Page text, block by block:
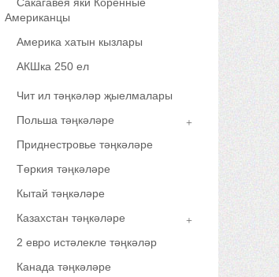
Американцы
Америка хатын кызлары
АКШка 250 ел
Чит ил тәңкәләр җыелмалары
Польша тәңкәләре
Приднестровье тәңкәләре
Төркия тәңкәләре
Кытай тәңкәләре
Казахстан тәңкәләре
2 евро истәлекле тәңкәләр
Канада тәңкәләре